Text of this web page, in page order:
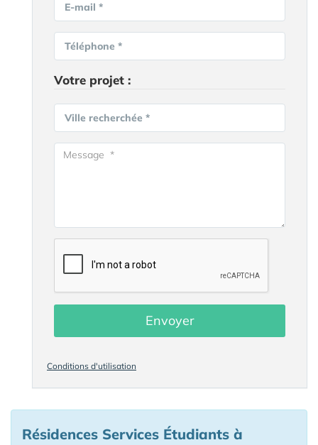
E-mail *
Téléphone *
Votre projet :
Ville recherchée *
Envoyer
Conditions d'utilisation
Résidences Services Étudiants à